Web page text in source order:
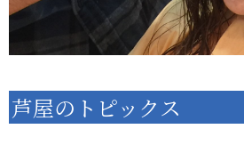
芦屋のトピックス